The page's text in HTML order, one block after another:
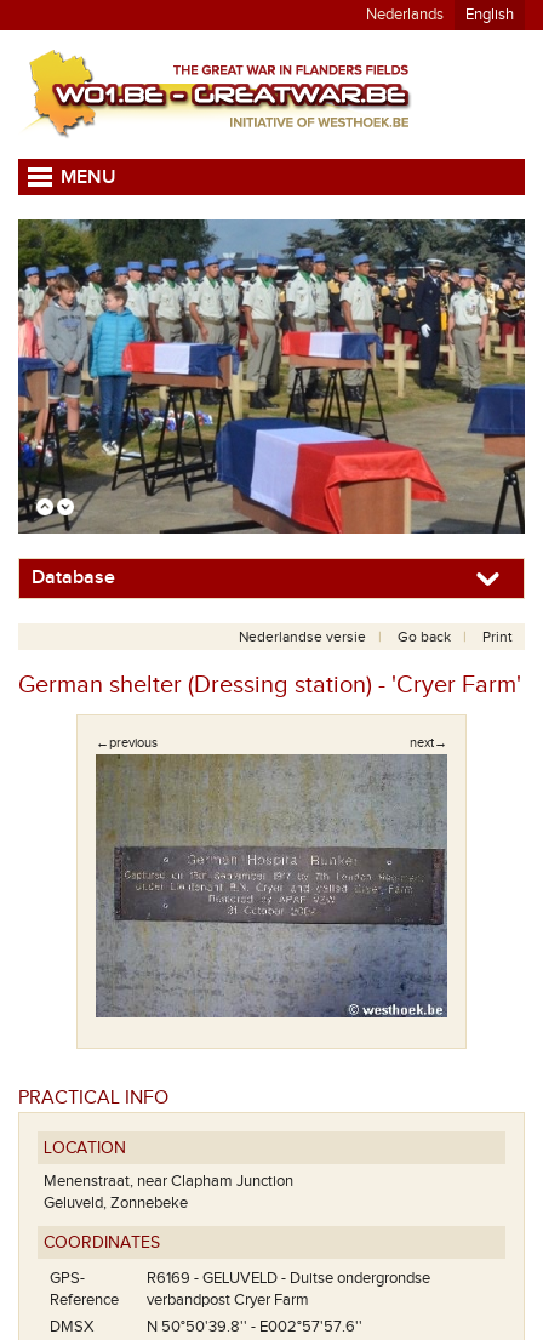
Nederlands English
MENU
Database
Nederlandse versie Go back Print
German shelter (Dressing station) - 'Cryer Farm'
←previous next→
PRACTICAL INFO
LOCATION
Menenstraat, near Clapham Junction
Geluveld, Zonnebeke
COORDINATES
GPS-
Reference
R6169 - GELUVELD - Duitse ondergrondse
verbandpost Cryer Farm
DMSX
N 50°50'39.8'' - E002°57'57.6''